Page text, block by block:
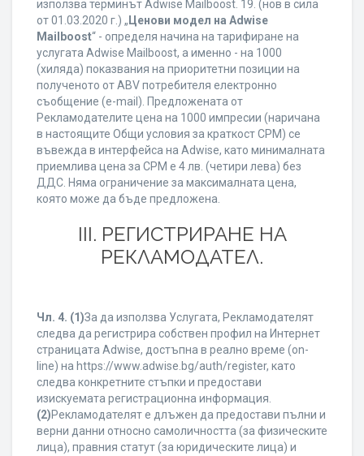
използва терминът Adwise Mailboost. 19. (нов в сила
от 01.03.2020 г.) „ Ценови модел на Adwise
Mailboost“ - определя начина на тарифиране на
услугата Adwise Mailboost, а именно - на 1000
(хиляда) показвания на приоритетни позиции на
полученото от ABV потребителя електронно
съобщение (e-mail). Предложената от
Рекламодателите цена на 1000 импресии (наричана
в настоящите Общи условия за краткост CPM) се
въвежда в интерфейса на Adwise, като минималната
приемлива цена за CPM е 4 лв. (четири лева) без
ДДС. Няма ограничение за максималната цена,
която може да бъде предложена.
ІІІ. РЕГИСТРИРАНЕ НА
РЕКЛАМОДАТЕЛ.
Чл. 4. (1)За да използва Услугата, Рекламодателят
следва да регистрира собствен профил на Интернет
страницата Adwise, достъпна в реално време (on-
line) на https://www.adwise.bg/auth/register, като
следва конкретните стъпки и предостави
изискуемата регистрационна информация.
(2)Рекламодателят е длъжен да предостави пълни и
верни данни относно самоличността (за физическите
лица), правния статут (за юридическите лица) и